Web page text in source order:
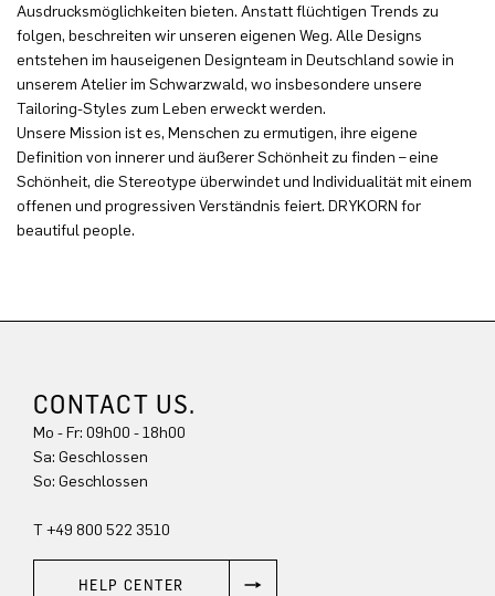
Ausdrucksmöglichkeiten bieten. Anstatt flüchtigen Trends zu
folgen, beschreiten wir unseren eigenen Weg. Alle Designs
entstehen im hauseigenen Designteam in Deutschland sowie in
unserem Atelier im Schwarzwald, wo insbesondere unsere
Tailoring-Styles zum Leben erweckt werden.
Unsere Mission ist es, Menschen zu ermutigen, ihre eigene
Definition von innerer und äußerer Schönheit zu finden – eine
Schönheit, die Stereotype überwindet und Individualität mit einem
offenen und progressiven Verständnis feiert. DRYKORN for
beautiful people.
CONTACT US.
Mo - Fr: 09h00 - 18h00
Sa: Geschlossen
So: Geschlossen
T +49 800 522 3510
HELP CENTER